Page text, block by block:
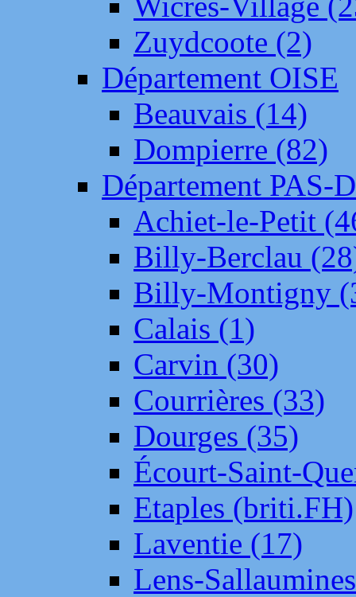
Zuydcoote (2)
Département OISE
Beauvais (14)
Dompierre (82)
Département PAS-
Achiet-le-Petit
Billy-Berclau
Billy-Montigny
Calais (1)
Carvin (30)
Courrières (33)
Dourges (35)
Écourt-Saint-
Etaples (briti.FH)
Laventie (17)
Lens-